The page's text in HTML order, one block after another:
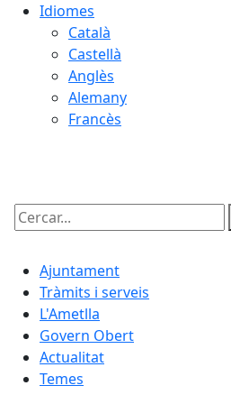
Idiomes
Català
Castellà
Anglès
Alemany
Francès
Cercar:
Ajuntament
Tràmits i serveis
L'Ametlla
Govern Obert
Actualitat
Temes